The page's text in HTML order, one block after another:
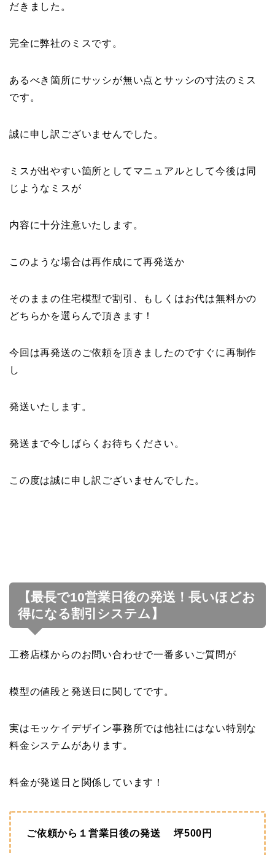
だきました。
完全に弊社のミスです。
あるべき箇所にサッシが無い点とサッシの寸法のミス
です。
誠に申し訳ございませんでした。
ミスが出やすい箇所としてマニュアルとして今後は同
じようなミスが
内容に十分注意いたします。
このような場合は再作成にて再発送か
そのままの住宅模型で割引、もしくはお代は無料かの
どちらかを選らんで頂きます！
今回は再発送のご依頼を頂きましたのですぐに再制作
し
発送いたします。
発送まで今しばらくお待ちください。
この度は誠に申し訳ございませんでした。
【最長で10営業日後の発送！長いほどお
得になる割引システム】
工務店様からのお問い合わせで一番多いご質問が
模型の値段と発送日に関してです。
実はモッケイデザイン事務所では他社にはない特別な
料金システムがあります。
料金が発送日と関係しています！
ご依頼から１営業日後の発送 坪500円